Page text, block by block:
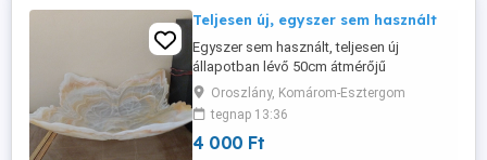
Teljesen új, egyszer sem használt
Egyszer sem használt, teljesen új
állapotban lévő 50cm átmérőjű
gyümölcsös üveg tál kizárólag személyes
megtekintés után készpénzért eladó.
Oroszlány, Komárom-Esztergom
tegnap 13:36
4 000 Ft